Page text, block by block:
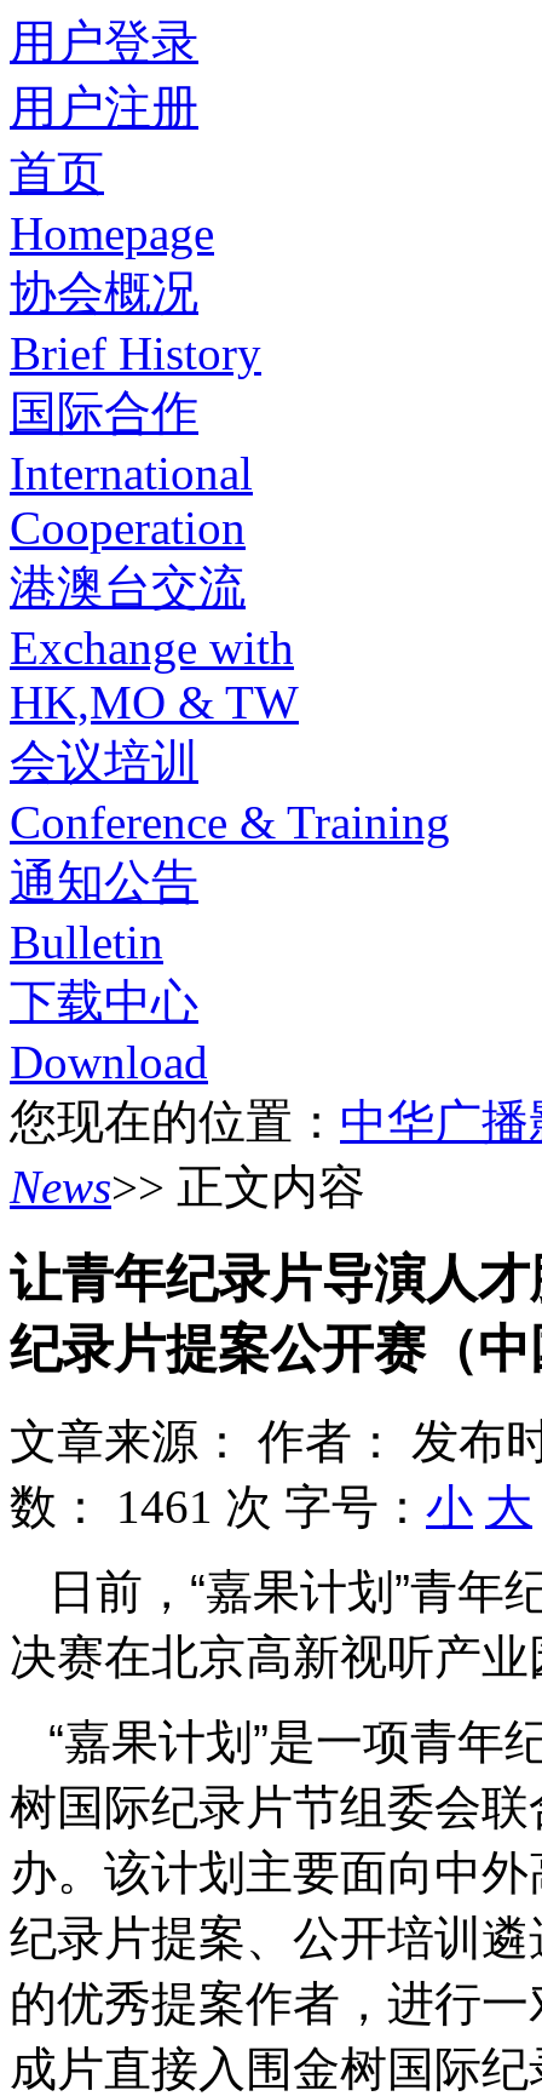
用户登录
用户注册
首页
Homepage
协会概况
Brief History
国际合作
International
Cooperation
港澳台交流
Exchange with
HK,MO & TW
会议培训
Conference & Training
通知公告
Bulletin
下载中心
Download
您现在的位置： 中华广
News>> 正文内容
让青年纪录片导演人
纪录片提案公开赛（
文章来源： 作者：
发布
数： 1461 次 字号： 小 大
日前，“嘉果计划”青
决赛在北京高新视听产
“嘉果计划”是一项青年
树国际纪录片节组委会
办。该计划主要面向中
纪录片提案、公开培训
的优秀提案作者，进行
成片直接入围金树国际